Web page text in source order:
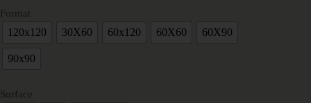
Format
120x120 30X60 60x120 60X60 60X90
90x90
Surface